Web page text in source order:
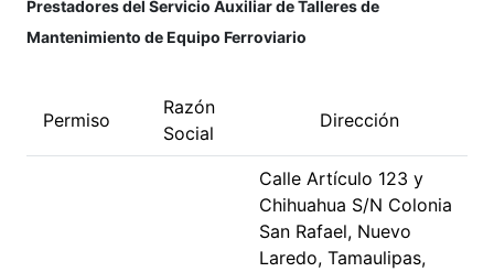
Prestadores del Servicio Auxiliar de Talleres de
Mantenimiento de Equipo Ferroviario
Permiso
Razón
Social
Dirección
Calle Artículo 123 y
Chihuahua S/N Colonia
San Rafael, Nuevo
Laredo, Tamaulipas,